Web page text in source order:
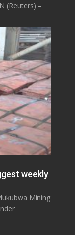
(Reuters) –
weekly
Mining